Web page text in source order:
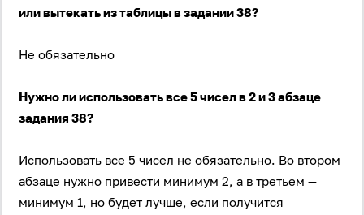
или вытекать из таблицы в задании 38?
Не обязательно
Нужно ли использовать все 5 чисел в 2 и 3 абзаце
задания 38?
Использовать все 5 чисел не обязательно. Во втором
абзаце нужно привести минимум 2, а в третьем —
минимум 1, но будет лучше, если получится